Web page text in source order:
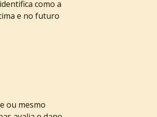
como a
e no futuro
ou mesmo